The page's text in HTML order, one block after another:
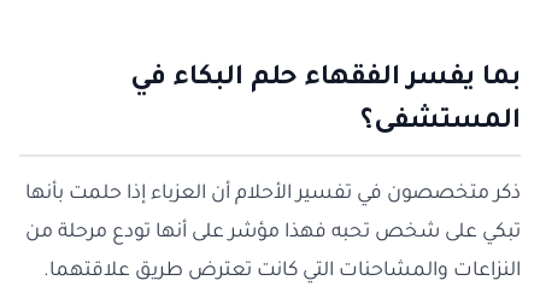
بما يفسر الفقهاء حلم البكاء في
المستشفى؟
ذكر متخصصون في تفسير الأحلام أن العزباء إذا حلمت بأنها
تبكي على شخص تحبه فهذا مؤشر على أنها تودع مرحلة من
النزاعات والمشاحنات التي كانت تعترض طريق علاقتهما.